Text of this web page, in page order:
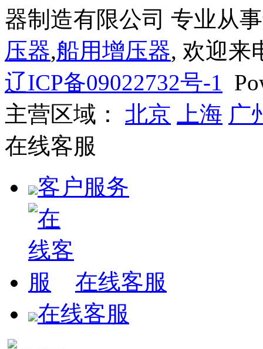
器制造有限公司 专业从
压器,船用增压器, 欢迎来
辽ICP备09022732号-1
主营区域： 北京 上海 广
在线客服
客户服务
在线客服
在线客服